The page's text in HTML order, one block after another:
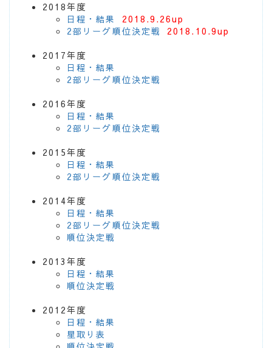
2018年度
日程・結果
2018.9.26up
2部リーグ順位決定戦
2018.10.9up
2017年度
日程・結果
2部リーグ順位決定戦
2016年度
日程・結果
2部リーグ順位決定戦
2015年度
日程・結果
2部リーグ順位決定戦
2014年度
日程・結果
2部リーグ順位決定戦
順位決定戦
2013年度
日程・結果
順位決定戦
2012年度
日程・結果
星取り表